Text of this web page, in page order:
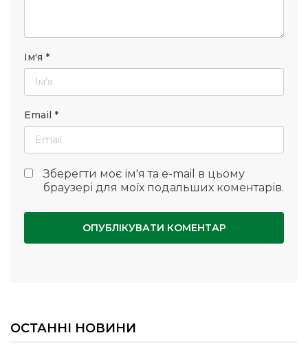
Ім'я *
Email *
Зберегти моє ім'я та e-mail в цьому
браузері для моїх подальших коментарів.
ОСТАННІ НОВИНИ